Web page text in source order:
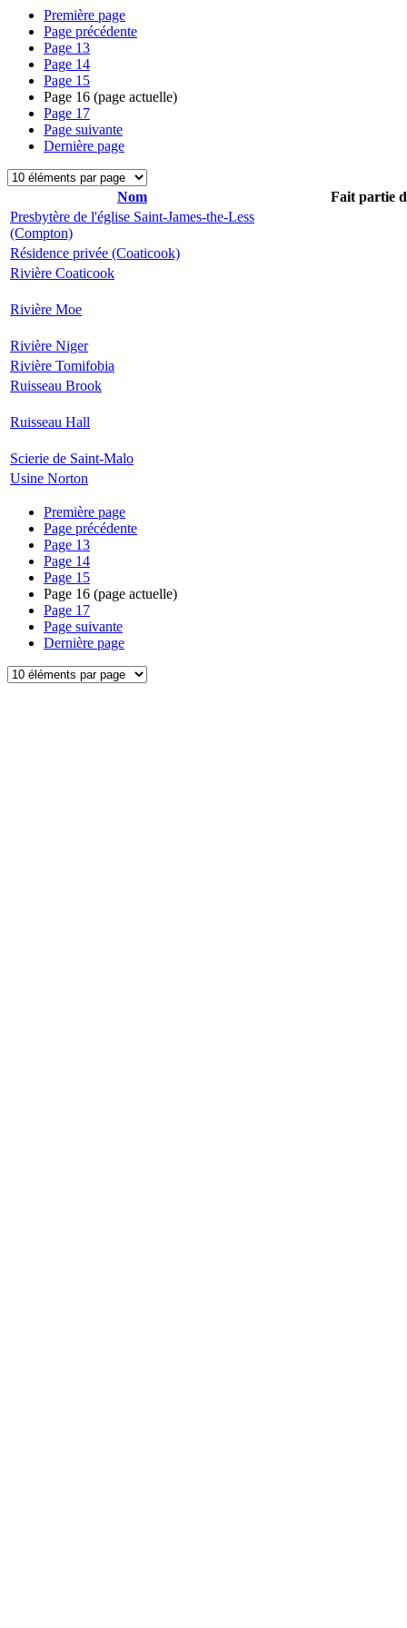
Première page
Page précédente
Page 13
Page 14
Page 15
Page 16 (page actuelle)
Page 17
Page suivante
Dernière page
Nom
Fait partie
Presbytère de l'église Saint-James-the-Less
(Compton)
Résidence privée (Coaticook)
Rivière Coaticook
Rivière Moe
Rivière Niger
Rivière Tomifobia
Ruisseau Brook
Ruisseau Hall
Scierie de Saint-Malo
Usine Norton
Première page
Page précédente
Page 13
Page 14
Page 15
Page 16 (page actuelle)
Page 17
Page suivante
Dernière page